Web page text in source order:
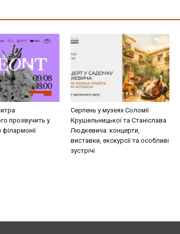
прозвучить у
філармонії
Серпень у музеях Соломії
Крушельницької та Станіслава
Людкевича: концерти,
виставки, екскурсії та особливі
зустрічі